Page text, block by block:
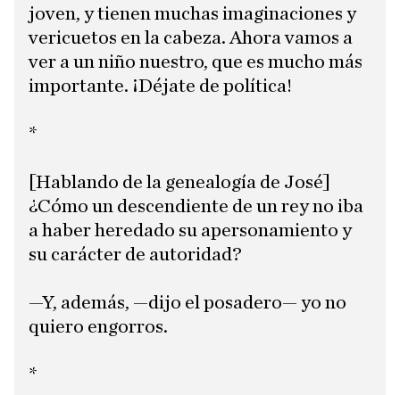
joven, y tienen muchas imaginaciones y
vericuetos en la cabeza. Ahora vamos a
ver a un niño nuestro, que es mucho más
importante. ¡Déjate de política!
*
[Hablando de la genealogía de José]
¿Cómo un descendiente de un rey no iba
a haber heredado su apersonamiento y
su carácter de autoridad?
—Y, además, —dijo el posadero— yo no
quiero engorros.
*